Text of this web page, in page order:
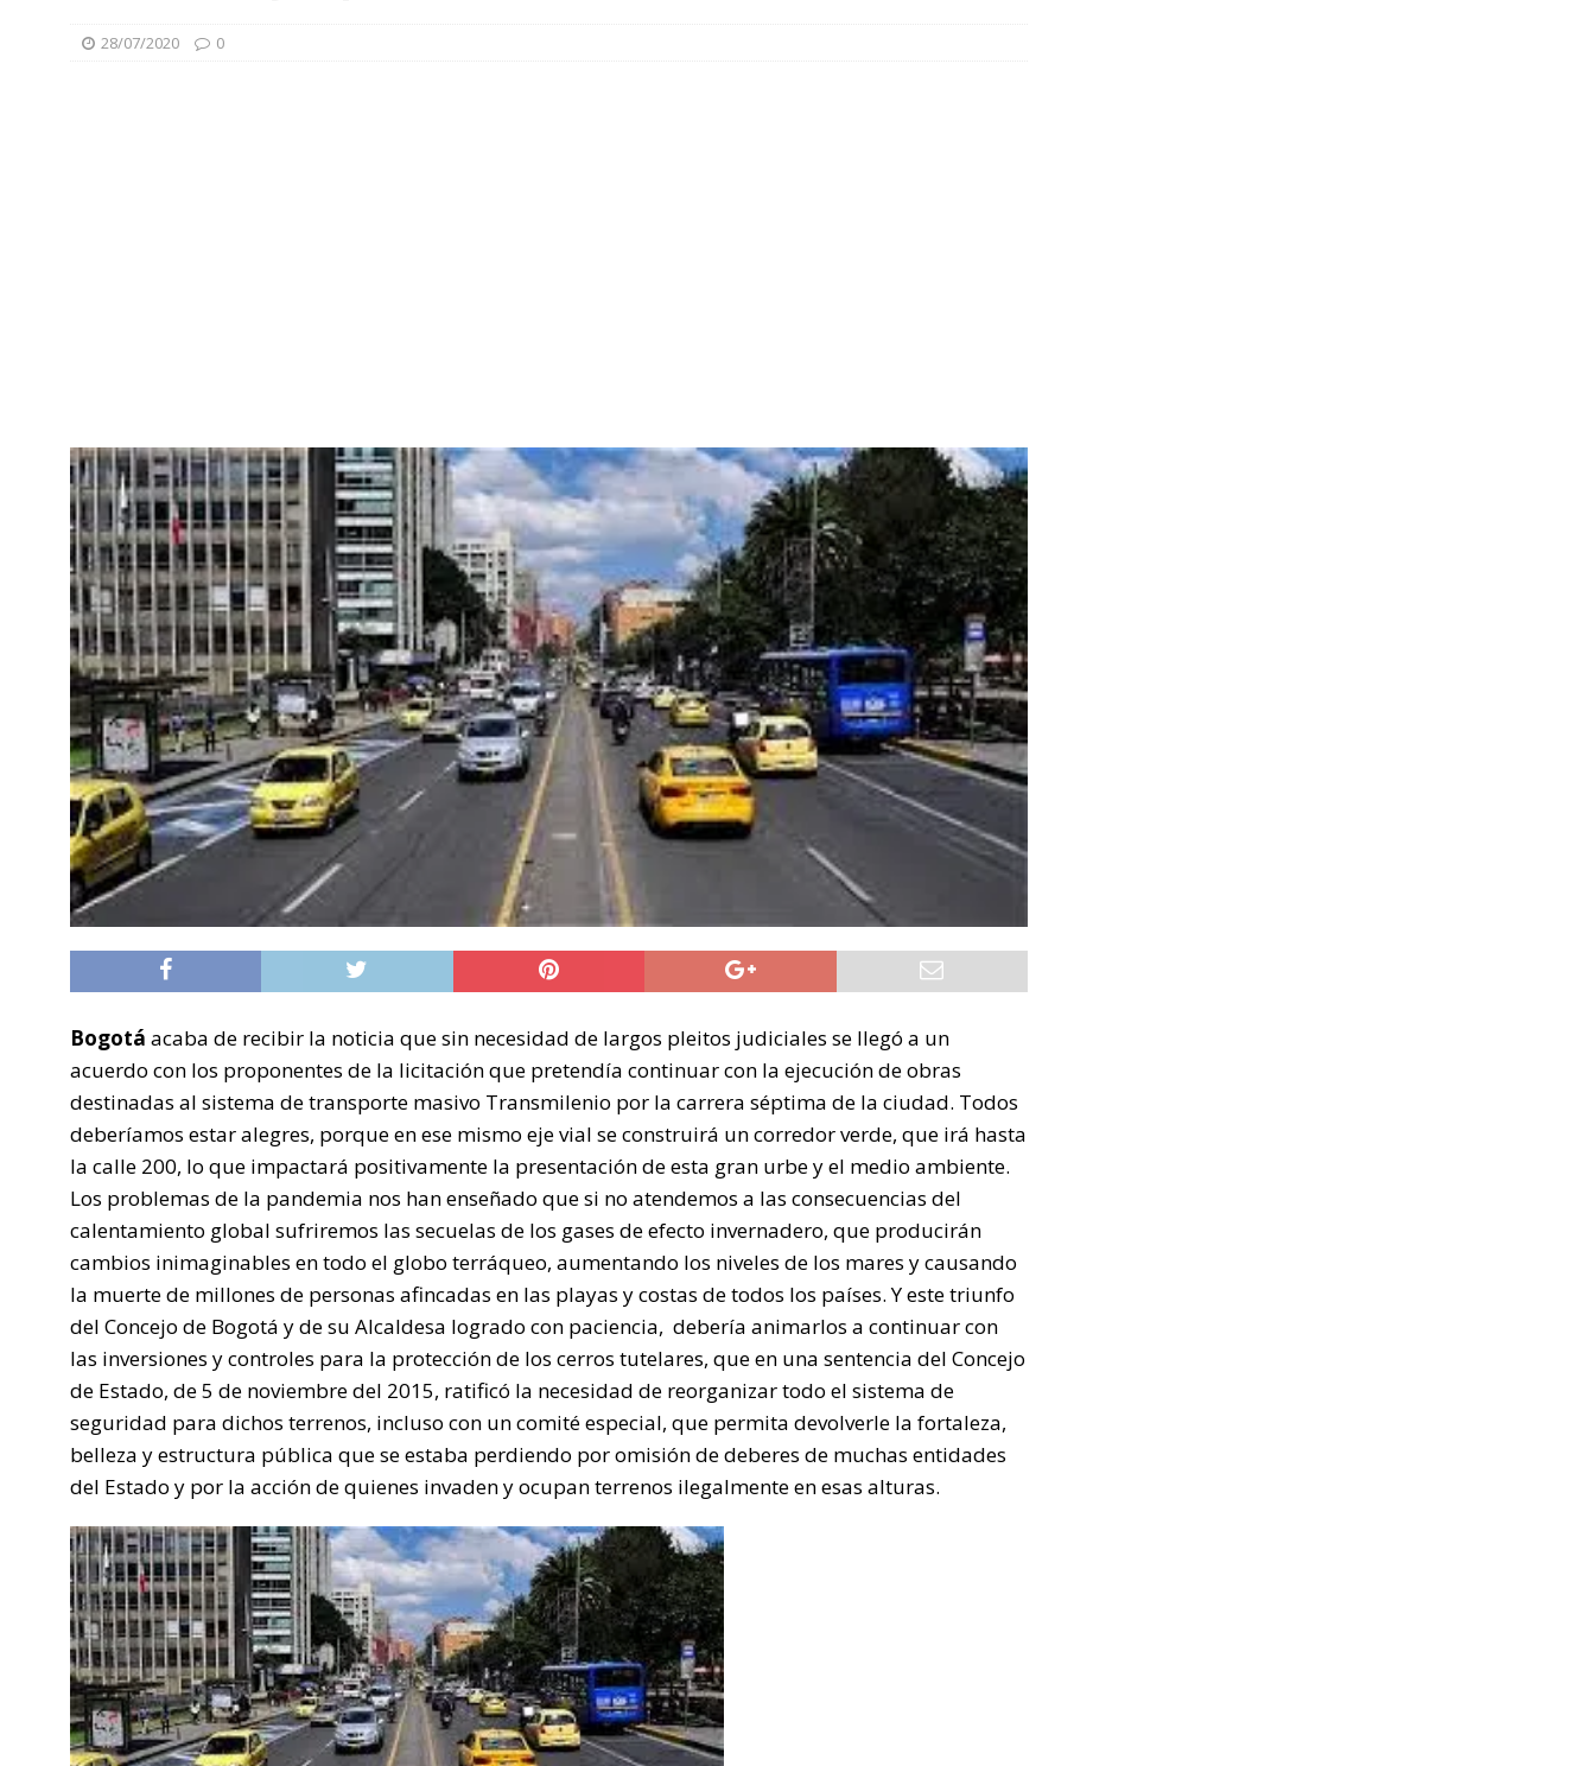
28/07/2020 0
Bogotá acaba de recibir la noticia que sin necesidad de largos pleitos judiciales se llegó a un
acuerdo con los proponentes de la licitación que pretendía continuar con la ejecución de obras
destinadas al sistema de transporte masivo Transmilenio por la carrera séptima de la ciudad. Todos
deberíamos estar alegres, porque en ese mismo eje vial se construirá un corredor verde, que irá hasta
la calle 200, lo que impactará positivamente la presentación de esta gran urbe y el medio ambiente.
Los problemas de la pandemia nos han enseñado que si no atendemos a las consecuencias del
calentamiento global sufriremos las secuelas de los gases de efecto invernadero, que producirán
cambios inimaginables en todo el globo terráqueo, aumentando los niveles de los mares y causando
la muerte de millones de personas afincadas en las playas y costas de todos los países. Y este triunfo
del Concejo de Bogotá y de su Alcaldesa logrado con paciencia, debería animarlos a continuar con
las inversiones y controles para la protección de los cerros tutelares, que en una sentencia del Concejo
de Estado, de 5 de noviembre del 2015, ratificó la necesidad de reorganizar todo el sistema de
seguridad para dichos terrenos, incluso con un comité especial, que permita devolverle la fortaleza,
belleza y estructura pública que se estaba perdiendo por omisión de deberes de muchas entidades
del Estado y por la acción de quienes invaden y ocupan terrenos ilegalmente en esas alturas.